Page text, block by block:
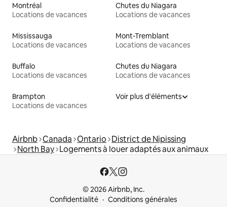
Montréal
Locations de vacances
Chutes du Niagara
Locations de vacances
Mississauga
Locations de vacances
Mont-Tremblant
Locations de vacances
Buffalo
Locations de vacances
Chutes du Niagara
Locations de vacances
Brampton
Locations de vacances
Voir plus d'éléments
Airbnb Canada Ontario District de Nipissing
North Bay Logements à louer adaptés aux animaux
© 2026 Airbnb, Inc.
Confidentialité
Conditions générales